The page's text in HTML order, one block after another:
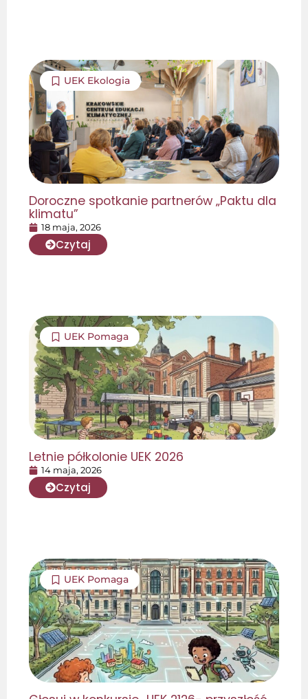
UEK Ekologia
Doroczne spotkanie partnerów „Paktu dla
klimatu”
18 maja, 2026
Czytaj
UEK Pomaga
Letnie półkolonie UEK 2026
14 maja, 2026
Czytaj
UEK Pomaga